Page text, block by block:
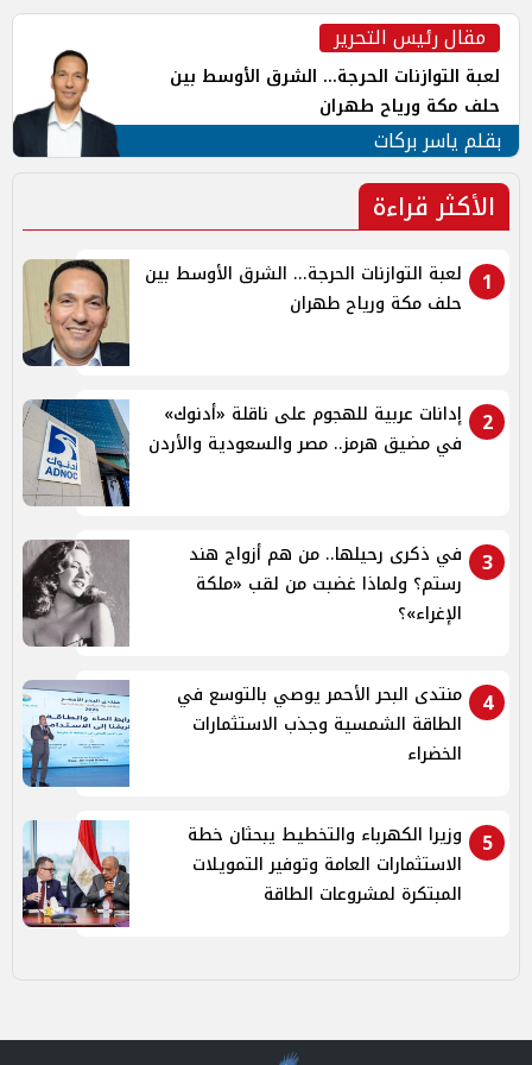
مقال رئيس التحرير
لعبة التوازنات الحرجة... الشرق الأوسط بين
حلف مكة ورياح طهران
بقلم ياسر بركات
الأكثر قراءة
1
لعبة التوازنات الحرجة... الشرق الأوسط بين
حلف مكة ورياح طهران
2
إدانات عربية للهجوم على ناقلة «أدنوك»
في مضيق هرمز.. مصر والسعودية والأردن
3
في ذكرى رحيلها.. من هم أزواج هند
رستم؟ ولماذا غضبت من لقب «ملكة
الإغراء»؟
4
منتدى البحر الأحمر يوصي بالتوسع في
الطاقة الشمسية وجذب الاستثمارات
الخضراء
5
وزيرا الكهرباء والتخطيط يبحثان خطة
الاستثمارات العامة وتوفير التمويلات
المبتكرة لمشروعات الطاقة